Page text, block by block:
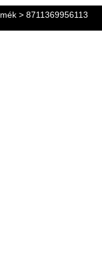
> 8711369956113